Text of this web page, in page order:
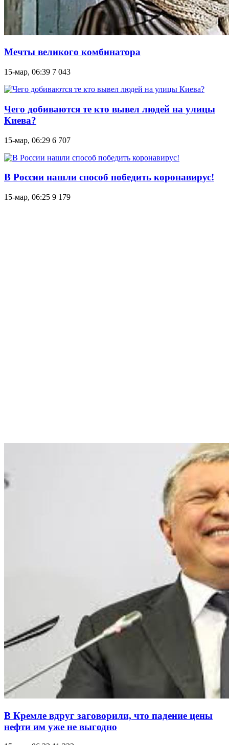
Мечты великого комбинатора
15-мар, 06:39 7 043
Чего добиваются те кто вывел людей на улицы
Киева?
15-мар, 06:29 6 707
В России нашли способ победить коронавирус!
15-мар, 06:25 9 179
В Кремле вдруг заговорили, что падение цены
нефти им уже не выгодно